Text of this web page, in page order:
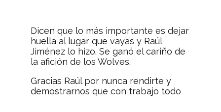
Dicen que lo más importante es dejar
huella al lugar que vayas y Raúl
Jiménez lo hizo. Se ganó el cariño de
la afición de los Wolves.
Gracias Raúl por nunca rendirte y
demostrarnos que con trabajo todo